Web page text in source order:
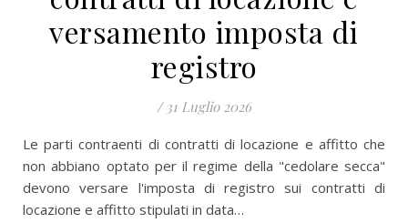
versamento imposta di
registro
/ 31 Luglio 2026
Le parti contraenti di contratti di locazione e affitto che
non abbiano optato per il regime della "cedolare secca"
devono versare l'imposta di registro sui contratti di
locazione e affitto stipulati in data…